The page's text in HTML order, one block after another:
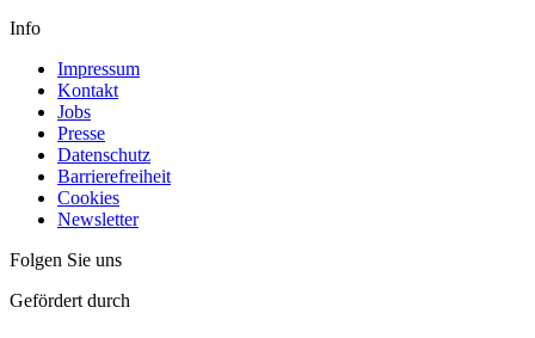
Info
Impressum
Kontakt
Jobs
Presse
Datenschutz
Barrierefreiheit
Cookies
Newsletter
Folgen Sie uns
Gefördert durch